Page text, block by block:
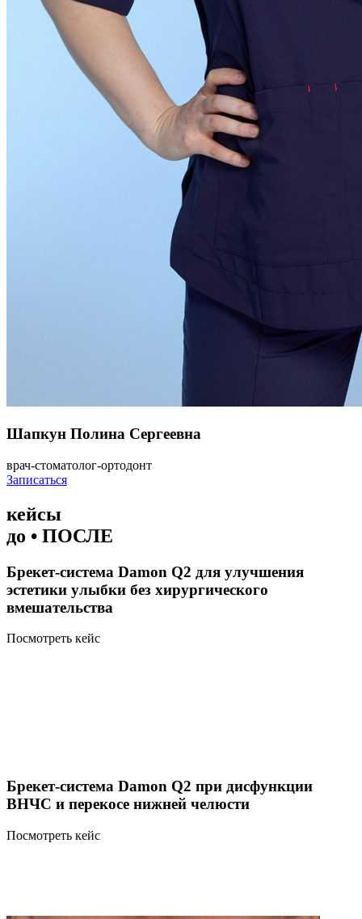
Шапкун Полина Сергеевна
врач-стоматолог-ортодонт
Записаться
кейсы
до • ПОСЛЕ
Брекет-система Damon Q2 для улучшения
эстетики улыбки без хирургического
вмешательства
Посмотреть кейс
Брекет-система Damon Q2 при дисфункции
ВНЧС и перекосе нижней челюсти
Посмотреть кейс